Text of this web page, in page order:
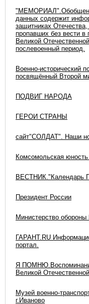
данных содержит
защитниках
пропавших без вести в
Великой
послевоенный период.
Военно-исторический
посвящённый Второй
ПОДВИГ НАРОДА
ГЕРОИ СТРАНЫ
сайт"СОЛДАТ". Наши
Комсомольская
Президент России
Министерство обороны
ГАРАНТ.RU
портал.
Я
Великой
Музей военно-
г.Иваново